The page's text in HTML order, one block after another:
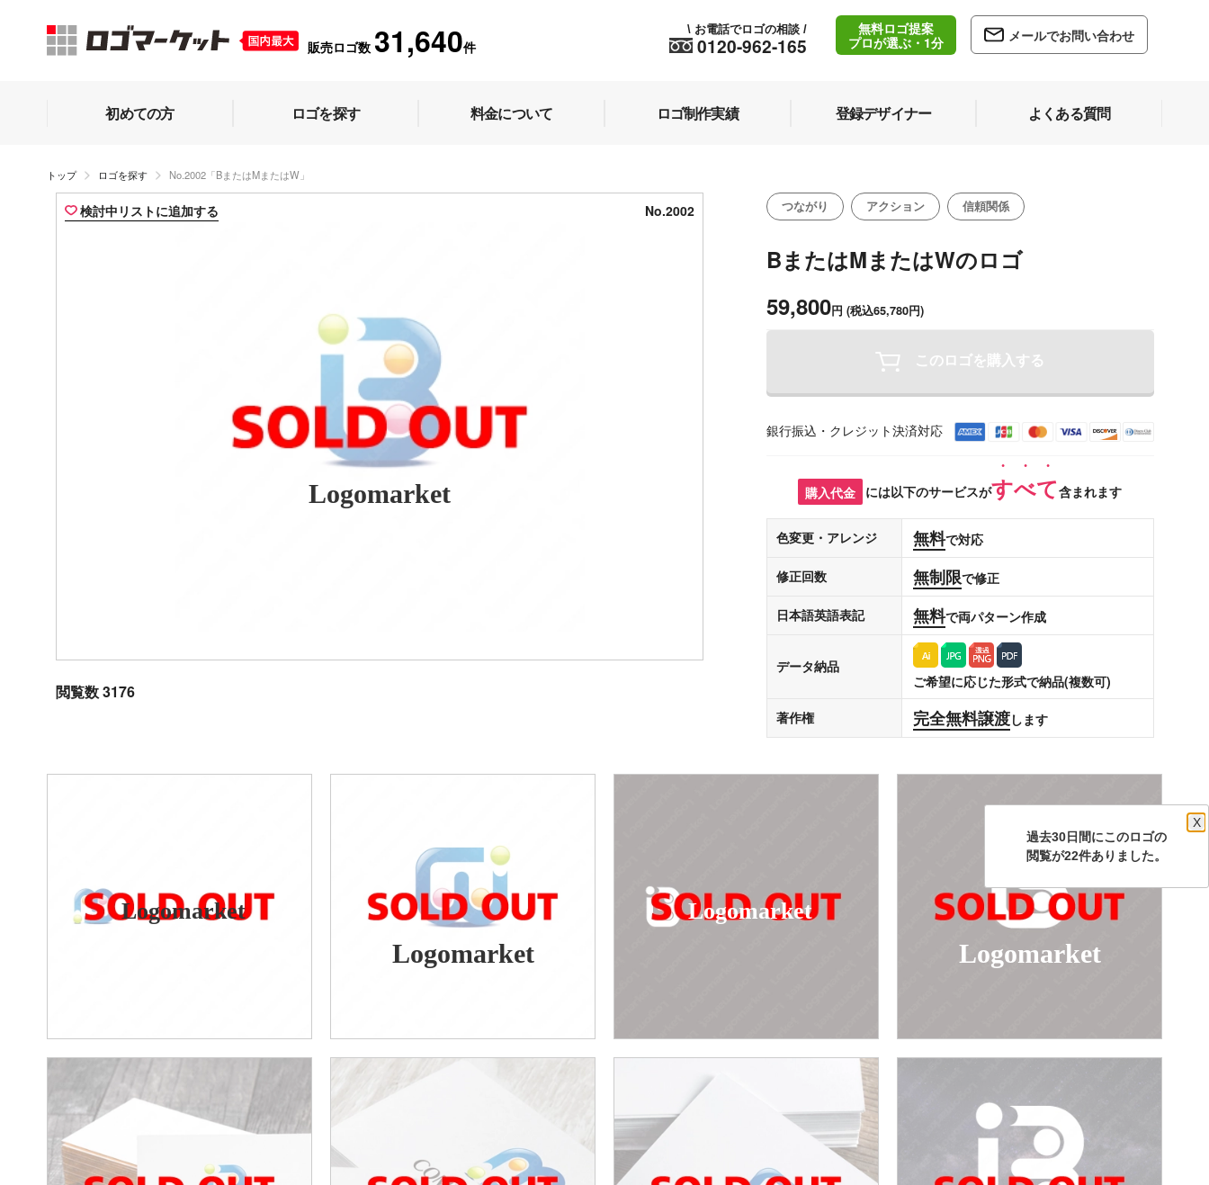
販売ロゴ数 31,640件 0120-962-165
\ お電話でロゴの相談 /
無料ロゴ提案
プロが選ぶ・1分
メールでお問い合わせ
初めての方 ロゴを探す 料金について ロゴ制作実績 登録デザイナー よくある質問
トップ ロゴを探す No.2002「BまたはMまたはW」
検討中リストに追加する No.2002
Logomarket
閲覧数 3176
つながり アクション 信頼関係
BまたはMまたはWのロゴ
59,800円 (税込65,780円)
このロゴを購入する
銀行振込・クレジット決済対応
購入代金 には以下のサービスがすべて含まれます
色変更・アレンジ 無料で対応
修正回数 無制限で修正
日本語英語表記 無料で両パターン作成
データ納品
ご希望に応じた形式で納品(複数可)
著作権
完全無料譲渡します
Logomarket
Logomarket
Logomarket
Logomarket
過去30日間にこのロゴの
X
閲覧が22件ありました。